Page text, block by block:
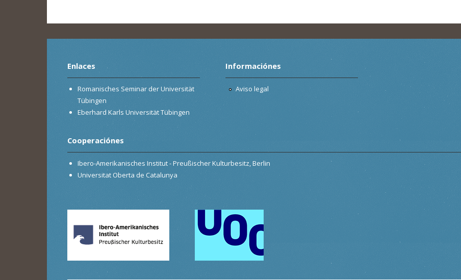
Enlaces
Romanisches Seminar der Universität
Tübingen
Eberhard Karls Universität Tübingen
Informaciónes
Aviso legal
Cooperaciónes
Ibero-Amerikanisches Institut - Preußischer Kulturbesitz, Berlin
Universitat Oberta de Catalunya